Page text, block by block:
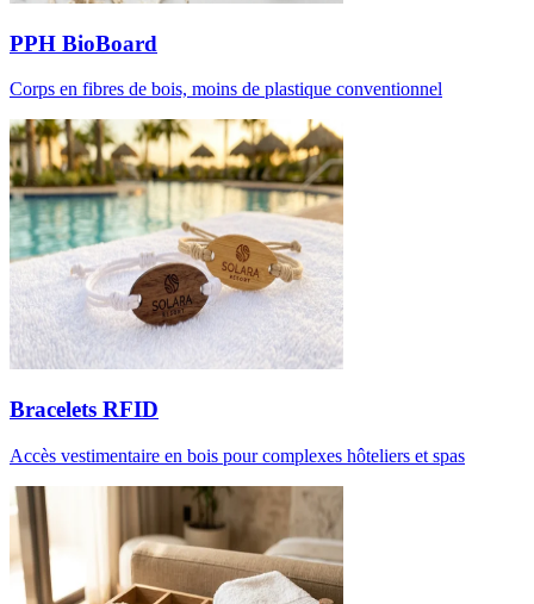
PPH BioBoard
Corps en fibres de bois, moins de plastique conventionnel
Bracelets RFID
Accès vestimentaire en bois pour complexes hôteliers et spas